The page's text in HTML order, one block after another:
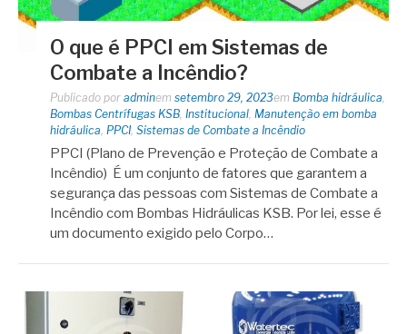
O que é PPCI em Sistemas de
Combate a Incêndio?
Publicado por adminem setembro 29, 2023em Bomba hidráulica
Bombas Centrífugas KSB Institucional Manutenção em bomba
hidráulica PPCI Sistemas de Combate a Incêndio
PPCI (Plano de Prevenção e Proteção de Combate a
Incêndio) É um conjunto de fatores que garantem a
segurança das pessoas com Sistemas de Combate a
Incêndio com Bombas Hidráulicas KSB. Por lei, esse é
um documento exigido pelo Corpo…